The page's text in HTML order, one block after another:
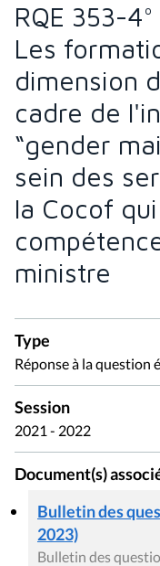
RQE 353-
Les
dimension
cadre de
“gender
sein des
la Cocof
ministre
Type
Réponse à la question
Session
2021 - 2022
Document(s)
Bulletin des
2023)
Bulletin des